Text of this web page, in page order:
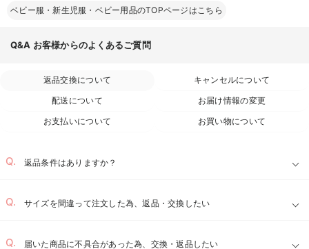
ベビー服・新生児服・ベビー用品のTOPページはこちら
Q&A お客様からのよくあるご質問
返品交換について
キャンセルについて
配送について
お届け情報の変更
お支払いについて
お買い物について
返品条件はありますか？
サイズを間違って注文した為、返品・交換したい
届いた商品に不具合があった為、交換・返品したい